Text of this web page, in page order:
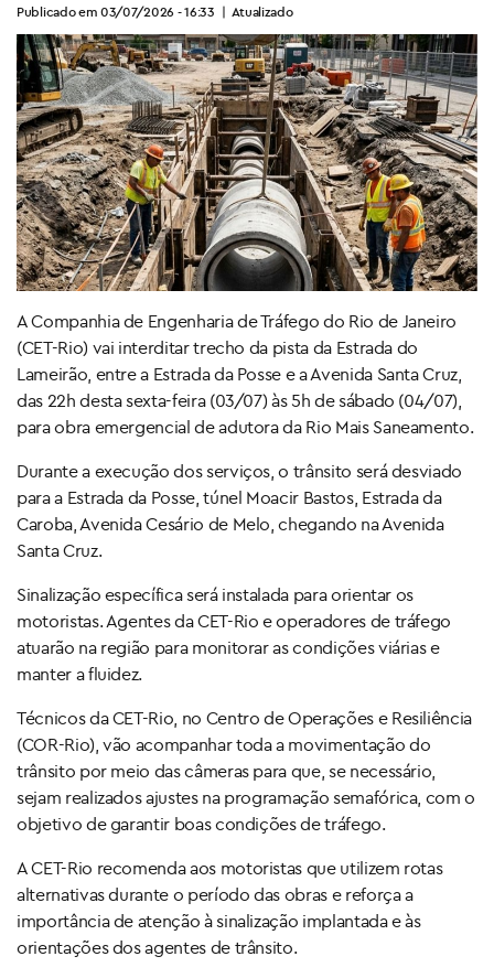
Publicado em 03/07/2026 - 16:33 | Atualizado
A Companhia de Engenharia de Tráfego do Rio de Janeiro
(CET-Rio) vai interditar trecho da pista da Estrada do
Lameirão, entre a Estrada da Posse e a Avenida Santa Cruz,
das 22h desta sexta-feira (03/07) às 5h de sábado (04/07),
para obra emergencial de adutora da Rio Mais Saneamento.
Durante a execução dos serviços, o trânsito será desviado
para a Estrada da Posse, túnel Moacir Bastos, Estrada da
Caroba, Avenida Cesário de Melo, chegando na Avenida
Santa Cruz.
Sinalização específica será instalada para orientar os
motoristas. Agentes da CET-Rio e operadores de tráfego
atuarão na região para monitorar as condições viárias e
manter a fluidez.
Técnicos da CET-Rio, no Centro de Operações e Resiliência
(COR-Rio), vão acompanhar toda a movimentação do
trânsito por meio das câmeras para que, se necessário,
sejam realizados ajustes na programação semafórica, com o
objetivo de garantir boas condições de tráfego.
A CET-Rio recomenda aos motoristas que utilizem rotas
alternativas durante o período das obras e reforça a
importância de atenção à sinalização implantada e às
orientações dos agentes de trânsito.